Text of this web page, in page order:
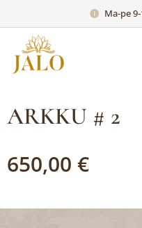
Ma-pe
ARKKU # 2
650,00 €